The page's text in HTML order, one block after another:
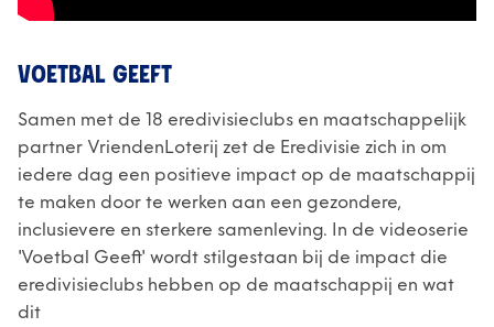
VOETBAL GEEFT
Samen met de 18 eredivisieclubs en maatschappelijk
partner VriendenLoterij zet de Eredivisie zich in om
iedere dag een positieve impact op de maatschappij
te maken door te werken aan een gezondere,
inclusievere en sterkere samenleving. In de videoserie
'Voetbal Geeft' wordt stilgestaan bij de impact die
eredivisieclubs hebben op de maatschappij en wat
dit